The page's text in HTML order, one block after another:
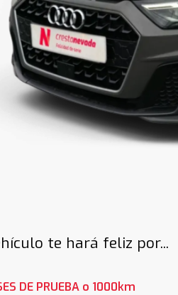
te hará feliz por...
DE PRUEBA o 1000km